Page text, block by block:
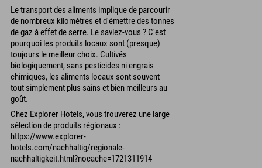
Le transport des aliments implique de parcourir
de nombreux kilomètres et d'émettre des tonnes
de gaz à effet de serre. Le saviez-vous ? C'est
pourquoi les produits locaux sont (presque)
toujours le meilleur choix. Cultivés
biologiquement, sans pesticides ni engrais
chimiques, les aliments locaux sont souvent
tout simplement plus sains et bien meilleurs au
goût.
Chez Explorer Hotels, vous trouverez une large
sélection de produits régionaux :
https://www.explorer-
hotels.com/nachhaltig/regionale-
nachhaltigkeit.html?nocache=1721311914